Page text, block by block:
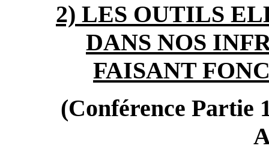
2) LES OUTILS
DANS NOS
FAISANT
(Conférence Partie